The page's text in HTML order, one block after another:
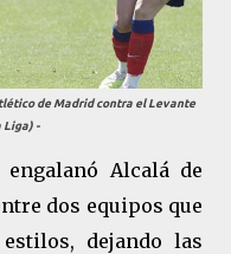
de Madrid contra el Levante
Liga) -
Alcalá de
dos equipos que
dejando las